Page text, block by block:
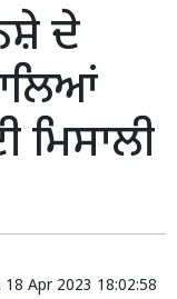
ਦੇ
ਮਿਸਾਲੀ
18 Apr 2023 18:02:58